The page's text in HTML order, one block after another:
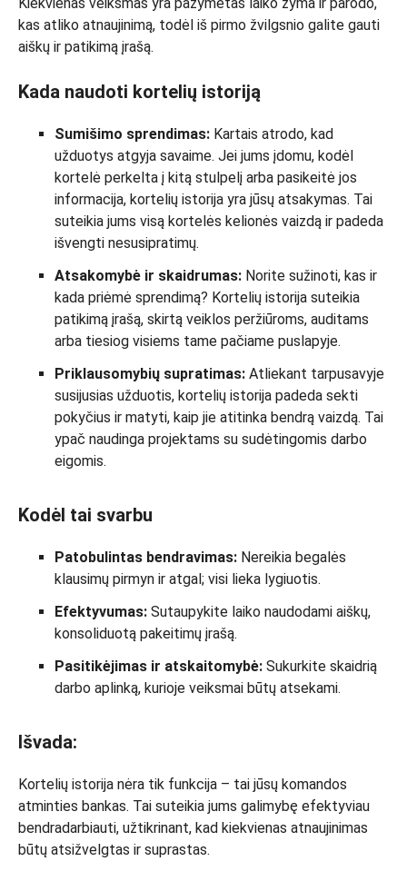
kas atliko atnaujinimą, todėl iš pirmo žvilgsnio galite gauti
aiškų ir patikimą įrašą.
Kada naudoti kortelių istoriją
Sumišimo sprendimas: Kartais atrodo, kad
užduotys atgyja savaime. Jei jums įdomu, kodėl
kortelė perkelta į kitą stulpelį arba pasikeitė jos
informacija, kortelių istorija yra jūsų atsakymas. Tai
suteikia jums visą kortelės kelionės vaizdą ir padeda
išvengti nesusipratimų.
Atsakomybė ir skaidrumas: Norite sužinoti, kas ir
kada priėmė sprendimą? Kortelių istorija suteikia
patikimą įrašą, skirtą veiklos peržiūroms, auditams
arba tiesiog visiems tame pačiame puslapyje.
Priklausomybių supratimas: Atliekant tarpusavyje
susijusias užduotis, kortelių istorija padeda sekti
pokyčius ir matyti, kaip jie atitinka bendrą vaizdą. Tai
ypač naudinga projektams su sudėtingomis darbo
eigomis.
Kodėl tai svarbu
Patobulintas bendravimas: Nereikia begalės
klausimų pirmyn ir atgal; visi lieka lygiuotis.
Efektyvumas: Sutaupykite laiko naudodami aiškų,
konsoliduotą pakeitimų įrašą.
Pasitikėjimas ir atskaitomybė: Sukurkite skaidrią
darbo aplinką, kurioje veiksmai būtų atsekami.
Išvada:
Kortelių istorija nėra tik funkcija – tai jūsų komandos
atminties bankas. Tai suteikia jums galimybę efektyviau
bendradarbiauti, užtikrinant, kad kiekvienas atnaujinimas
būtų atsižvelgtas ir suprastas.